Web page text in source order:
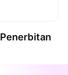
Penerbitan